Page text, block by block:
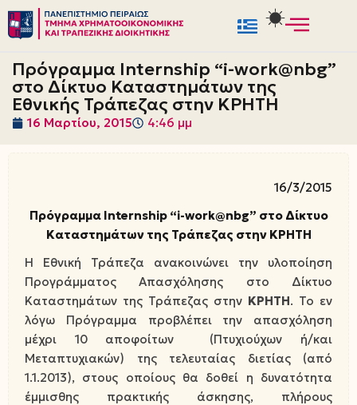
Μεταπηδήστε
στο
περιεχόμενο
Πρόγραμμα Internship “i-work@nbg”
στο Δίκτυο Καταστημάτων της
Εθνικής Τράπεζας στην ΚΡΗΤΗ
16 Μαρτίου, 2015 4:46 μμ
16/3/2015
Πρόγραμμα Internship “i-work@nbg” στο Δίκτυο
Καταστημάτων της Τράπεζας στην ΚΡΗΤΗ
Η Εθνική Τράπεζα ανακοινώνει την υλοποίηση
Προγράμματος Απασχόλησης στο Δίκτυο
Καταστημάτων της Τράπεζας στην ΚΡΗΤΗ. Το εν
λόγω Πρόγραμμα προβλέπει την απασχόληση
μέχρι 10 αποφοίτων (Πτυχιούχων ή/και
Μεταπτυχιακών) της τελευταίας διετίας (από
1.1.2013), στους οποίους θα δοθεί η δυνατότητα
έμμισθης πρακτικής άσκησης, πλήρους